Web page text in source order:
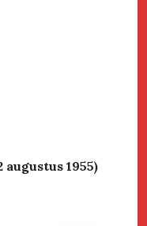
augustus 1955)